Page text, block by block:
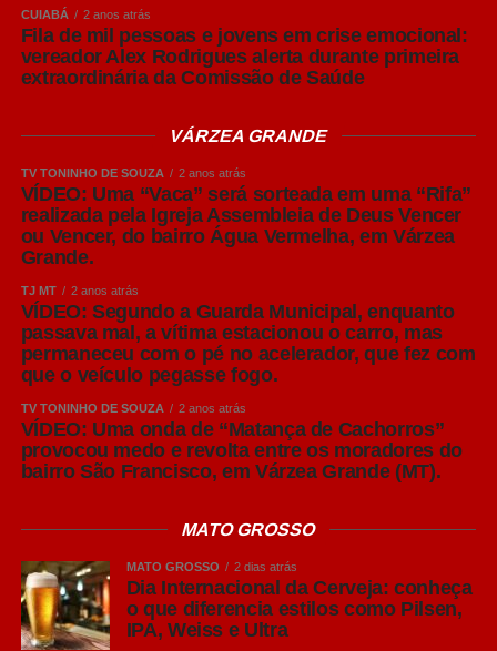
Esse processo favorece a formação de aromas mais
intensos e perfis sensoriais mais complexos.
American Lager: o estilo que muitos brasileiros chamam
de Pilsen
No Brasil, é comum que cervejas do estilo American
Lager sejam chamadas popularmente de “Pilsen”. Apesar
da associação, os dois estilos não são exatamente
iguais. A American Lager tornou-se o estilo mais
consumido no mundo, representando mais de 90% de
toda a produção global de cerveja.
Sua principal característica é o equilíbrio entre
refrescância, leve amargor e notas suaves de malte,
tornando-a extremamente versátil. Por apresentar um
hambúrgueres, sanduíches, petiscos, carnes brancas e
frutos do mar, sem se sobrepor aos sabores dos
alimentos.
Leia Também: Detran-MT realiza
CUIABÁ 2 anos atrás
Fila de mil pessoas e jovens em crise emocional:
vereador Alex Rodrigues alerta durante primeira
extraordinária da Comissão de Saúde
VÁRZEA GRANDE
TV TONINHO DE SOUZA 2 anos atrás
VÍDEO: Uma “Vaca” será sorteada em uma “Rifa”
realizada pela Igreja Assembleia de Deus Vencer
ou Vencer, do bairro Água Vermelha, em Várzea
Grande.
TJ MT 2 anos atrás
VÍDEO: Segundo a Guarda Municipal, enquanto
passava mal, a vítima estacionou o carro, mas
permaneceu com o pé no acelerador, que fez com
que o veículo pegasse fogo.
TV TONINHO DE SOUZA 2 anos atrás
VÍDEO: Uma onda de “Matança de Cachorros”
provocou medo e revolta entre os moradores do
bairro São Francisco, em Várzea Grande (MT).
MATO GROSSO
MATO GROSSO 2 dias atrás
Dia Internacional da Cerveja: conheça
o que diferencia estilos como Pilsen,
IPA, Weiss e Ultra